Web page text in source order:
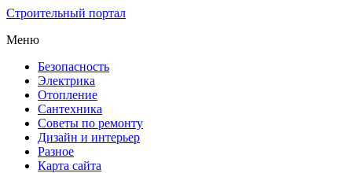
Строительный портал
Меню
Безопасность
Электрика
Отопление
Сантехника
Советы по ремонту
Дизайн и интерьер
Разное
Карта сайта